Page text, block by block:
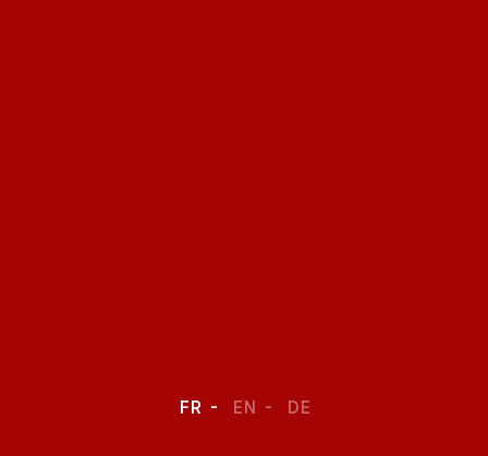
FR EN DE